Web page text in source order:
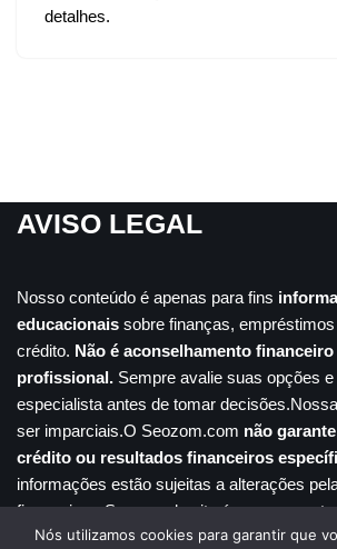
detalhes.
AVISO LEGAL
Nosso conteúdo é apenas para fins
educacionais sobre finanças,
crédito. Não é aconselhamento
profissional. Sempre avalie suas opções
especialista antes de tomar
ser imparciais.O Seozom.com não
crédito ou resultados financeiros
informações estão sujeitas a alterações
financeiras. Seu uso do site é por sua
Nós utilizamos cookies para garantir que